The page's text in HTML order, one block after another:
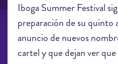
Iboga Summer Festival
preparación de su quinto
anuncio de nuevos
cartel y que dejan ver